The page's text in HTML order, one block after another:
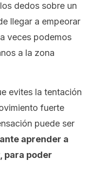
dedos sobre un
llegar a empeorar
veces podemos
a la zona
evites la tentación
fuerte
puede ser
aprender a
para poder